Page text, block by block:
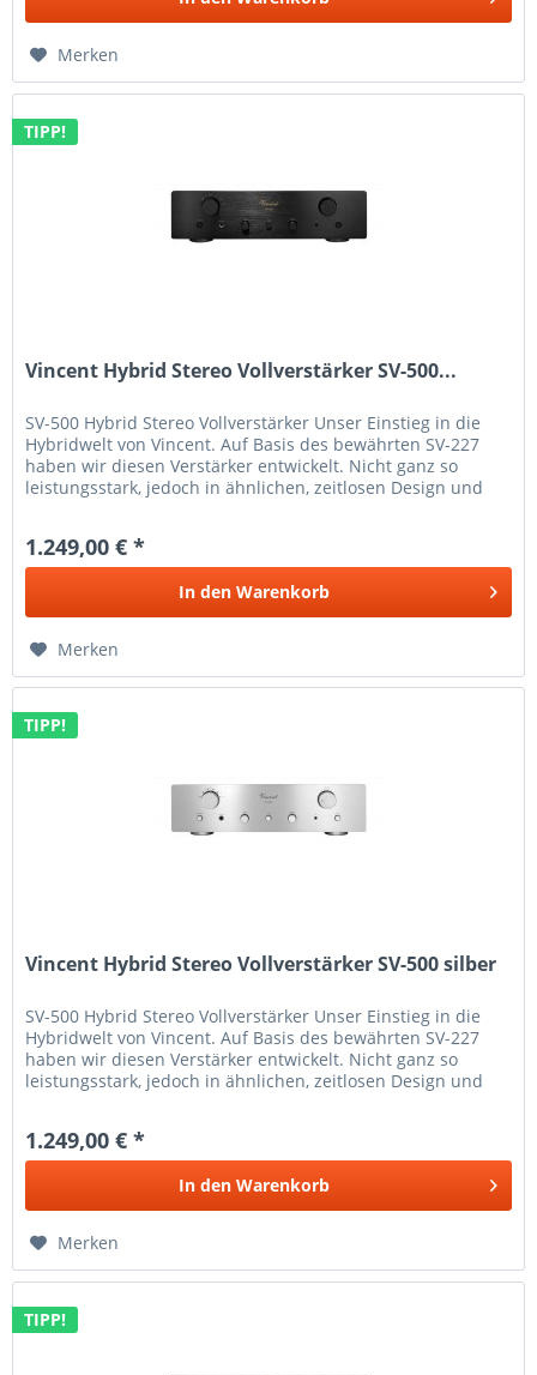
Merken
TIPP!
Vincent Hybrid Stereo Vollverstärker SV-500...
SV-500 Hybrid Stereo Vollverstärker Unser Einstieg in die
Hybridwelt von Vincent. Auf Basis des bewährten SV-227
haben wir diesen Verstärker entwickelt. Nicht ganz so
leistungsstark, jedoch in ähnlichen, zeitlosen Design und
1.249,00 € *
In den Warenkorb
Merken
TIPP!
Vincent Hybrid Stereo Vollverstärker SV-500 silber
SV-500 Hybrid Stereo Vollverstärker Unser Einstieg in die
Hybridwelt von Vincent. Auf Basis des bewährten SV-227
haben wir diesen Verstärker entwickelt. Nicht ganz so
leistungsstark, jedoch in ähnlichen, zeitlosen Design und
1.249,00 € *
In den Warenkorb
Merken
TIPP!